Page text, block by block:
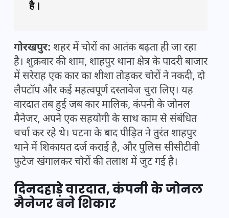
है।
गोरखपुर: शहर में चोरों का आतंक बढ़ता ही जा रहा
है। शुक्रवार की शाम, शाहपुर थाना क्षेत्र के पादरी बाजार
में सरेराह एक कार का शीशा तोड़कर चोरों ने नकदी, दो
लैपटॉप और कई महत्वपूर्ण दस्तावेज चुरा लिए। यह
वारदात तब हुई जब कार मालिक, कंपनी के जोनल
मैनेजर, अपने एक सहयोगी के साथ काम से संबंधित
चर्चा कर रहे थे। घटना के बाद पीड़ित ने तुरंत शाहपुर
थाने में शिकायत दर्ज कराई है, और पुलिस सीसीटीवी
फुटेज खंगालकर चोरों की तलाश में जुट गई है।
दिनदहाड़े वारदात, कंपनी के जोनल
मैनेजर बने शिकार